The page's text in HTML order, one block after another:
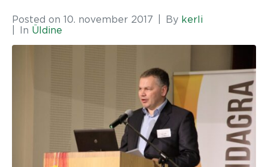
Posted on 10. november 2017 By kerli
In Üldine